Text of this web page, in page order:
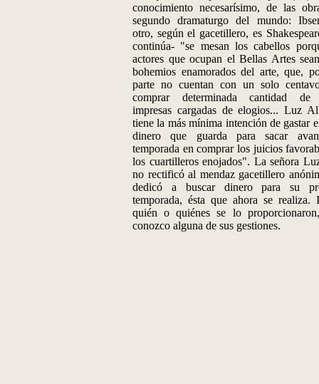
conocimiento necesarísimo, de las
segundo dramaturgo del mundo:
otro, según el gacetillero, es
continúa- "se mesan los cabellos
actores que ocupan el Bellas Artes
bohemios enamorados del arte, que,
parte no cuentan con un solo
comprar determinada cantidad de
impresas cargadas de elogios... Luz
tiene la más mínima intención de gastar
dinero que guarda para sacar
temporada en comprar los juicios
los cuartilleros enojados". La señora
no rectificó al mendaz gacetillero
dedicó a buscar dinero para su
temporada, ésta que ahora se realiza.
quién o quiénes se lo
conozco alguna de sus gestiones.